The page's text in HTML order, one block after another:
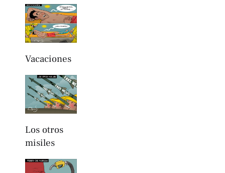
Vacaciones
Los otros
misiles